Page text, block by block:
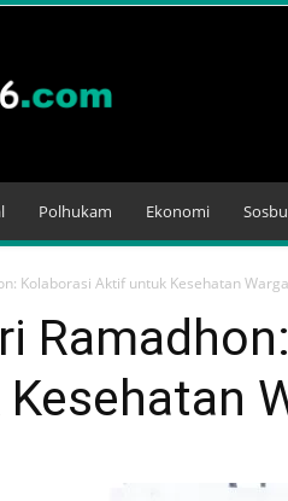
Polhukam Ekonomi
Kolaborasi Aktif untuk Kesehatan